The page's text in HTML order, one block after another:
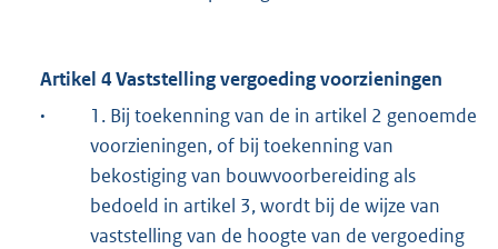
Artikel 4 Vaststelling vergoeding voorzieningen
·
1. Bij toekenning van de in artikel 2 genoemde
voorzieningen, of bij toekenning van
bekostiging van bouwvoorbereiding als
bedoeld in artikel 3, wordt bij de wijze van
vaststelling van de hoogte van de vergoeding